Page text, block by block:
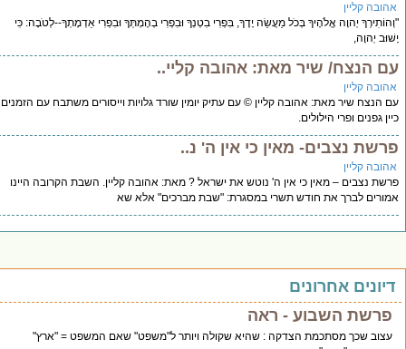
קליין
יְהוָה אֱלֹהֶיךָ בְּכֹל מַעֲשֵׂה יָדֶךָ, בִּפְרִי בִטְנְךָ וּבִפְרִי בְהֶמְתְּךָ וּבִפְרִי אַדְמָתְךָ--לְטֹבָה: כִּי
יְהוָה,
הנצח/ שיר מאת: אהובה קליי..
קליין
שיר מאת: אהובה קליין © עם עתיק יומין שורד גלויות וייסורים משתבח עם הזמנים
גפנים ופרי הילולים.
נצבים- מאין כי אין ה' נ..
קליין
נצבים – מאין כי אין ה' נוטש את ישראל ? מאת: אהובה קליין. השבת הקרובה היינו
לברך את חודש תשרי במסגרת: "שבת מברכים" אלא שא
אחרונים
השבוע - ראה
שכך מסתכמת הצדקה : שהיא שקולה ויותר ל"משפט" שאם המשפט = "ארץ"